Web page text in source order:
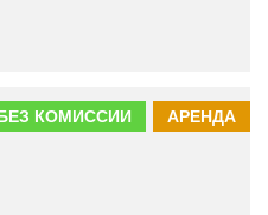
АРЕНДА
КОМИССИИ